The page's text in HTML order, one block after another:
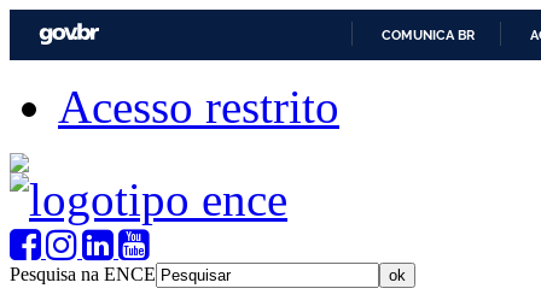
COMUNICA BR
Acesso restrito
Pesquisa na ENCE